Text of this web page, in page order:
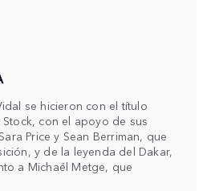
se hicieron con el título
con el apoyo de sus
Price y Sean Berriman, que
y de la leyenda del Dakar,
a Michaël Metge, que